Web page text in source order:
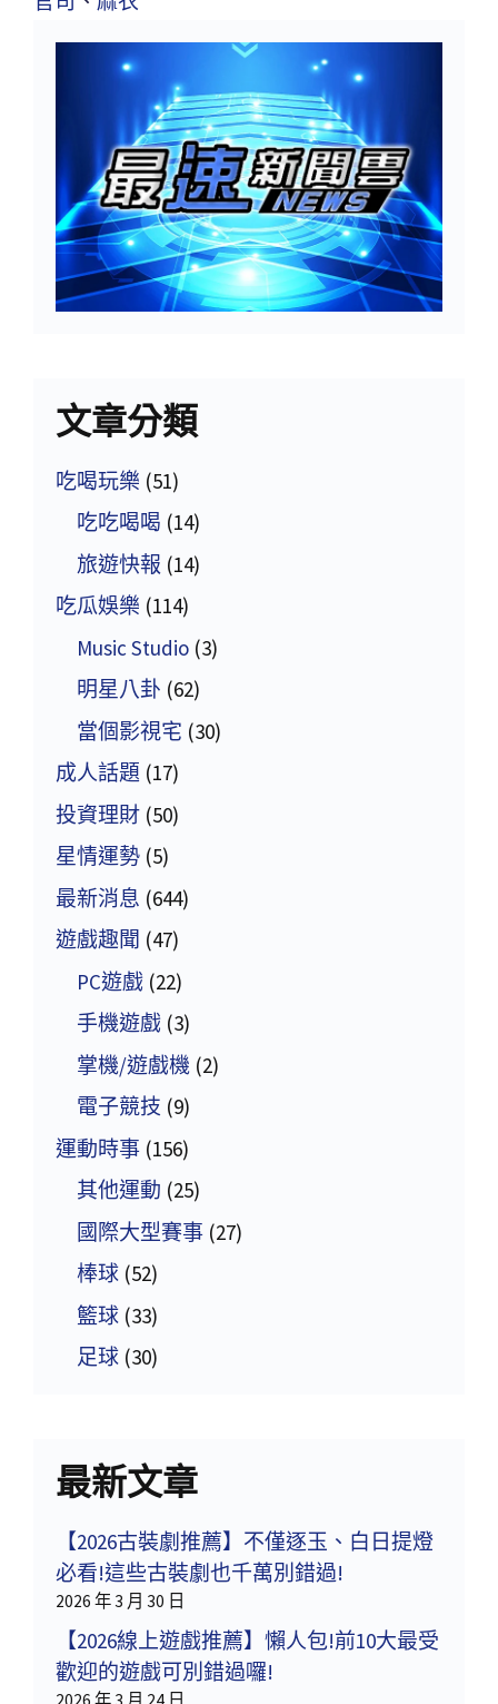
文章分類
吃喝玩樂 (51)
吃吃喝喝 (14)
旅遊快報 (14)
吃瓜娛樂 (114)
Music Studio (3)
明星八卦 (62)
當個影視宅 (30)
成人話題 (17)
投資理財 (50)
星情運勢 (5)
最新消息 (644)
遊戲趣聞 (47)
PC遊戲 (22)
手機遊戲 (3)
掌機/遊戲機 (2)
電子競技 (9)
運動時事 (156)
其他運動 (25)
國際大型賽事 (27)
棒球 (52)
籃球 (33)
足球 (30)
最新文章
【2026古裝劇推薦】不僅逐玉、白日提燈
必看!這些古裝劇也千萬別錯過!
2026 年 3 月 30 日
【2026線上遊戲推薦】懶人包!前10大最受
歡迎的遊戲可別錯過囉!